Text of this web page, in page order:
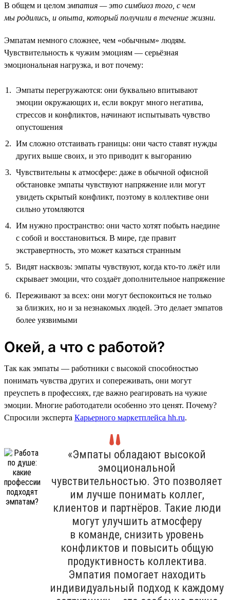
В общем и целом эмпатия — это симбиоз того, с чем
мы родились, и опыта, который получили в течение жизни.
Эмпатам немного сложнее, чем «обычным» людям.
Чувствительность к чужим эмоциям — серьёзная
эмоциональная нагрузка, и вот почему:
Эмпаты перегружаются: они буквально впитывают
эмоции окружающих и, если вокруг много негатива,
стрессов и конфликтов, начинают испытывать чувство
опустошения
Им сложно отстаивать границы: они часто ставят нужды
других выше своих, и это приводит к выгоранию
Чувствительны к атмосфере: даже в обычной офисной
обстановке эмпаты чувствуют напряжение или могут
увидеть скрытый конфликт, поэтому в коллективе они
сильно утомляются
Им нужно пространство: они часто хотят побыть наедине
с собой и восстановиться. В мире, где правит
экстравертность, это может казаться странным
Видят насквозь: эмпаты чувствуют, когда кто-то лжёт или
скрывает эмоции, что создаёт дополнительное напряжение
Переживают за всех: они могут беспокоиться не только
за близких, но и за незнакомых людей. Это делает эмпатов
более уязвимыми
Окей, а что с работой?
Так как эмпаты — работники с высокой способностью
понимать чувства других и сопереживать, они могут
преуспеть в профессиях, где важно реагировать на чужие
эмоции. Многие работодатели особенно это ценят. Почему?
Спросили эксперта Карьерного маркетплейса hh.ru.
«Эмпаты обладают высокой
эмоциональной
чувствительностью. Это позволяет
им лучше понимать коллег,
клиентов и партнёров. Такие люди
могут улучшить атмосферу
в команде, снизить уровень
конфликтов и повысить общую
продуктивность коллектива.
Эмпатия помогает находить
индивидуальный подход к каждому